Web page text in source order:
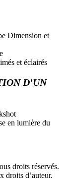
Dimension et
et éclairés
D'UN
en lumière du
droits réservés.
droits d’auteur.